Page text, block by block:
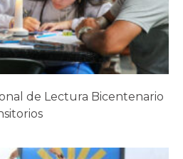
de Lectura Bicentenario